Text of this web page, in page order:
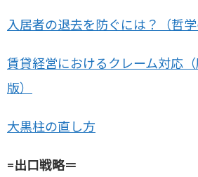
入居者の退去を防ぐには？（哲学
賃貸経営におけるクレーム対応
版）
大黒柱の直し方
=出口戦略＝